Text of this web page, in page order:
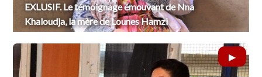
EXLUSIF. Le témoignage émouvant de Nna
Khaloudja, la mère de Lounes Hamzi